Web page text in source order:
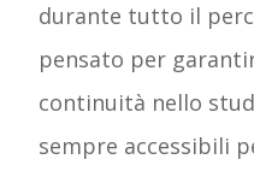
durante tutto il
pensato per
continuità nello
sempre accessibili